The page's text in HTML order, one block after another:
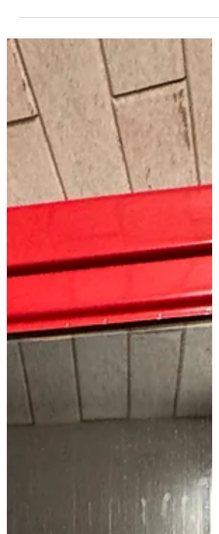
4.2026 | Darowizna dla OSP
Chlebczyn